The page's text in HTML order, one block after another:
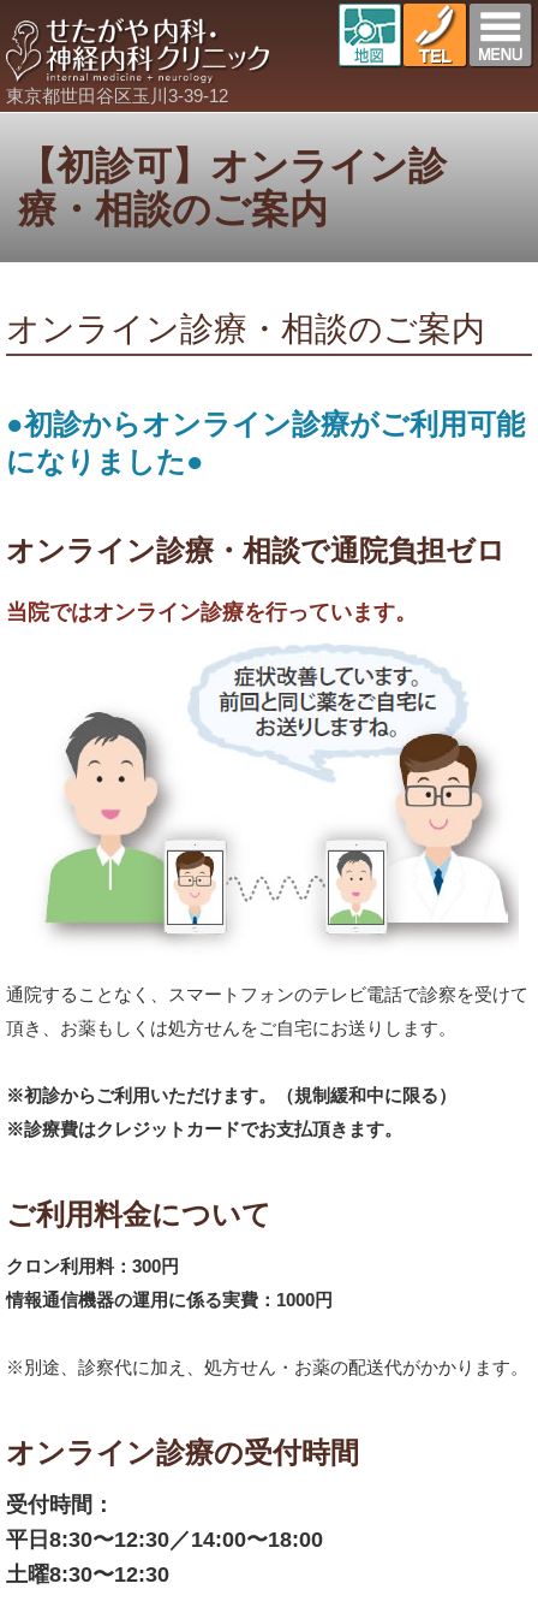
東京都世田谷区玉川3-39-12
【初診可】オンライン診
療・相談のご案内
オンライン診療・相談のご案内
●初診からオンライン診療がご利用可能
になりました●
オンライン診療・相談で通院負担ゼロ
当院ではオンライン診療を行っています。
通院することなく、スマートフォンのテレビ電話で診察を受けて
頂き、お薬もしくは処方せんをご自宅にお送りします。
※初診からご利用いただけます。（規制緩和中に限る）
※診療費はクレジットカードでお支払頂きます。
ご利用料金について
クロン利用料：300円
情報通信機器の運用に係る実費：1000円
※別途、診察代に加え、処方せん・お薬の配送代がかかります。
オンライン診療の受付時間
受付時間：
平日8:30〜12:30／14:00〜18:00
土曜8:30〜12:30